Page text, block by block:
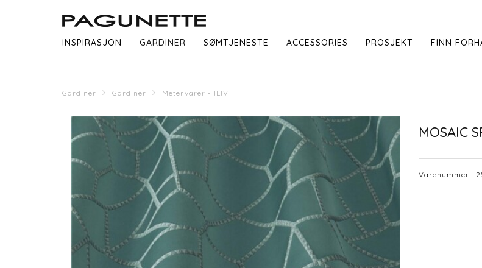
INSPIRASJON GARDINER SØMTJENESTE ACCESSORIES PROSJEKT FINN
Gardiner Gardiner Metervarer - ILIV
MOSAIC
Varenummer :